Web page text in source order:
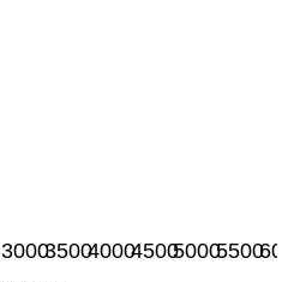
300035004000450050005500